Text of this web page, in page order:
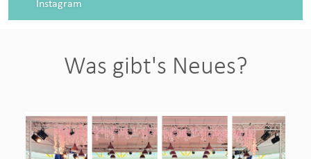
Was gibt's Neues?